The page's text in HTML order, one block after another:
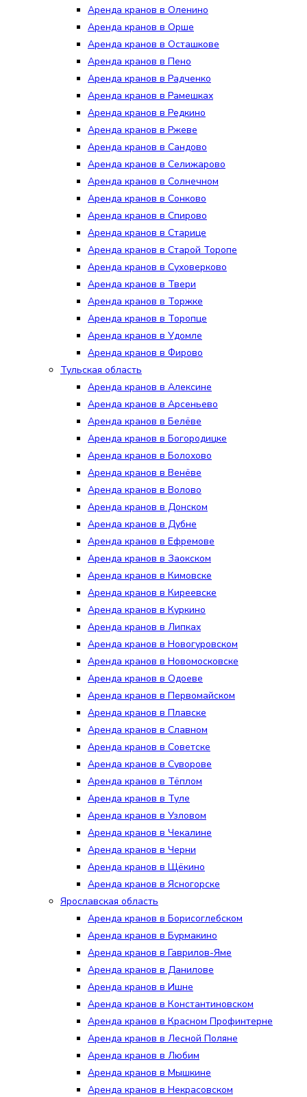
Аренда кранов в Оленино
Аренда кранов в Орше
Аренда кранов в Осташкове
Аренда кранов в Пено
Аренда кранов в Радченко
Аренда кранов в Рамешках
Аренда кранов в Редкино
Аренда кранов в Ржеве
Аренда кранов в Сандово
Аренда кранов в Селижарово
Аренда кранов в Солнечном
Аренда кранов в Сонково
Аренда кранов в Спирово
Аренда кранов в Старице
Аренда кранов в Старой Торопе
Аренда кранов в Суховерково
Аренда кранов в Твери
Аренда кранов в Торжке
Аренда кранов в Торопце
Аренда кранов в Удомле
Аренда кранов в Фирово
Тульская область
Аренда кранов в Алексине
Аренда кранов в Арсеньево
Аренда кранов в Белёве
Аренда кранов в Богородицке
Аренда кранов в Болохово
Аренда кранов в Венёве
Аренда кранов в Волово
Аренда кранов в Донском
Аренда кранов в Дубне
Аренда кранов в Ефремове
Аренда кранов в Заокском
Аренда кранов в Кимовске
Аренда кранов в Киреевске
Аренда кранов в Куркино
Аренда кранов в Липках
Аренда кранов в Новогуровском
Аренда кранов в Новомосковске
Аренда кранов в Одоеве
Аренда кранов в Первомайском
Аренда кранов в Плавске
Аренда кранов в Славном
Аренда кранов в Советске
Аренда кранов в Суворове
Аренда кранов в Тёплом
Аренда кранов в Туле
Аренда кранов в Узловом
Аренда кранов в Чекалине
Аренда кранов в Черни
Аренда кранов в Щёкино
Аренда кранов в Ясногорске
Ярославская область
Аренда кранов в Борисоглебском
Аренда кранов в Бурмакино
Аренда кранов в Гаврилов-Яме
Аренда кранов в Данилове
Аренда кранов в Ишне
Аренда кранов в Константиновском
Аренда кранов в Красном Профинтерне
Аренда кранов в Лесной Поляне
Аренда кранов в Любим
Аренда кранов в Мышкине
Аренда кранов в Некрасовском